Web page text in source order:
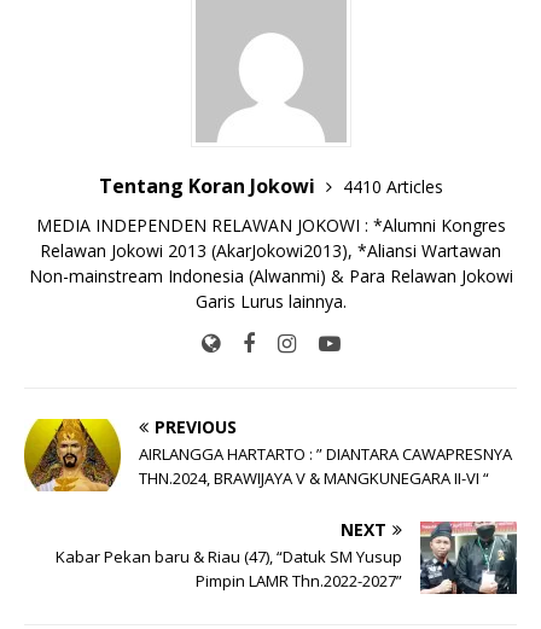
n
Tentang Koran Jokowi
4410 Articles
MEDIA INDEPENDEN RELAWAN JOKOWI : *Alumni Kongres
Relawan Jokowi 2013 (AkarJokowi2013), *Aliansi Wartawan
Non-mainstream Indonesia (Alwanmi) & Para Relawan Jokowi
Garis Lurus lainnya.
PREVIOUS
AIRLANGGA HARTARTO : ” DIANTARA CAWAPRESNYA
THN.2024, BRAWIJAYA V & MANGKUNEGARA II-VI “
NEXT
Kabar Pekan baru & Riau (47), “Datuk SM Yusup
Pimpin LAMR Thn.2022-2027”